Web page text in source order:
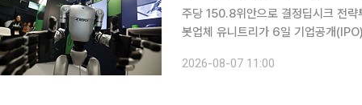
주당 150.8위안으로 결정딥시크 전략투자자
봇업체 유니트리가 6일 기업공개
이번 상장이 완료되면 유니트리는 중
2026-08-07 11:00